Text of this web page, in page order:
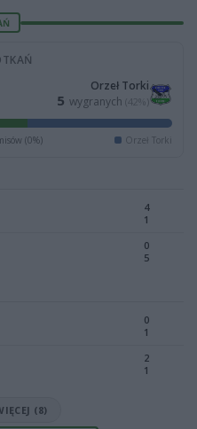
Orzeł Torki
5 wygranych (42%)
(0%) Orzeł Torki
4
1
0
5
0
1
2
1
(8)